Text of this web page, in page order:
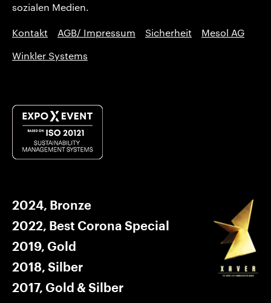
sozialen Medien.
Kontakt AGB/ Impressum Sicherheit
Mesol AG
Winkler Systems
2024, Bronze
2022, Best Corona Special
2019, Gold
2018, Silber
2017, Gold & Silber